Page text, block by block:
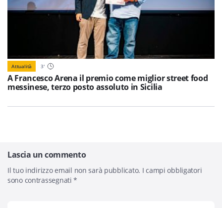
Attualità 3'
A Francesco Arena il premio come miglior street food
messinese, terzo posto assoluto in Sicilia
Lascia un commento
Il tuo indirizzo email non sarà pubblicato. I campi obbligatori
sono contrassegnati*